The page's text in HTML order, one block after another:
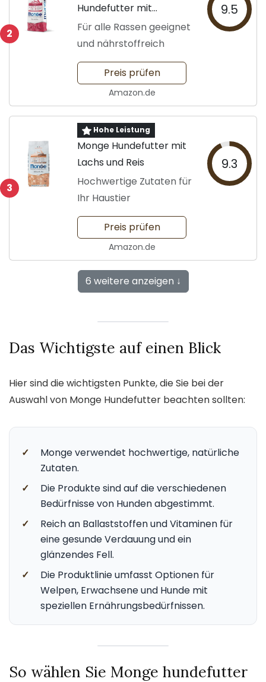
2
Hundefutter mit
Rindfleisch
Für alle Rassen geeignet
und nährstoffreich
9.5
Preis prüfen
Amazon.de
3
Hohe Leistung
Monge Hundefutter mit
Lachs und Reis
Hochwertige Zutaten für
Ihr Haustier
9.3
Preis prüfen
Amazon.de
6 weitere anzeigen ↓
Das Wichtigste auf einen Blick
Hier sind die wichtigsten Punkte, die Sie bei der
Auswahl von Monge Hundefutter beachten sollten:
✓
Monge verwendet hochwertige, natürliche
Zutaten.
✓
Die Produkte sind auf die verschiedenen
Bedürfnisse von Hunden abgestimmt.
✓
Reich an Ballaststoffen und Vitaminen für
eine gesunde Verdauung und ein
glänzendes Fell.
✓
Die Produktlinie umfasst Optionen für
Welpen, Erwachsene und Hunde mit
speziellen Ernährungsbedürfnissen.
So wählen Sie Monge hundefutter